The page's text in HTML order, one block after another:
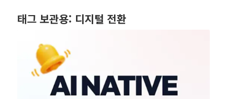
태그 보관용: 디지털 전환